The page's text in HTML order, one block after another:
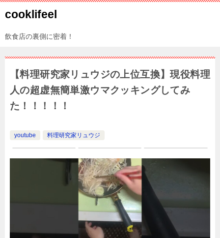
cooklifeel
飲食店の裏側に密着！
【料理研究家リュウジの上位互換】現役料理
人の超虚無簡単激ウマクッキングしてみ
た！！！！！
youtube 料理研究家リュウジ